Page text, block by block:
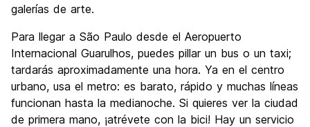
galerías de arte.
Para llegar a São Paulo desde el Aeropuerto
Internacional Guarulhos, puedes pillar un bus o un taxi;
tardarás aproximadamente una hora. Ya en el centro
urbano, usa el metro: es barato, rápido y muchas líneas
funcionan hasta la medianoche. Si quieres ver la ciudad
de primera mano, ¡atrévete con la bici! Hay un servicio